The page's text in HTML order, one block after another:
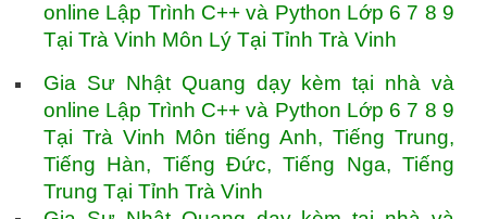
online Lập Trình C++ và Python Lớp 6 7 8 9
Tại Trà Vinh Môn Lý Tại Tỉnh Trà Vinh
Gia Sư Nhật Quang dạy kèm tại nhà và
online Lập Trình C++ và Python Lớp 6 7 8 9
Tại Trà Vinh Môn tiếng Anh, Tiếng Trung,
Tiếng Hàn, Tiếng Đức, Tiếng Nga, Tiếng
Trung Tại Tỉnh Trà Vinh